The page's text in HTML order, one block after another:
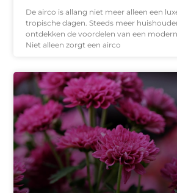
De airco is allang niet meer alleen een
tropische dagen. Steeds meer
ontdekken de voordelen van een
Niet alleen zorgt een airco